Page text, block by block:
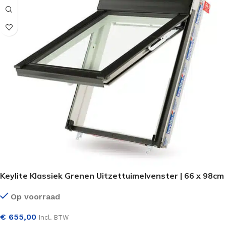
Keylite Klassiek Grenen Uitzettuimelvenster | 66 x 98cm
Op voorraad
€ 655,00 Incl. BTW